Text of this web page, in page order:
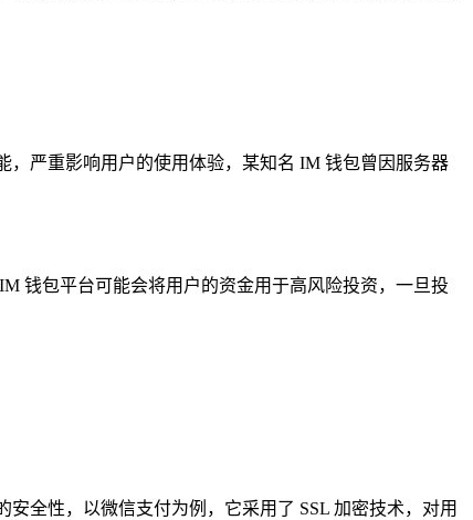
严重影响用户的使用体验，某知名 IM 钱包曾因服务器
钱包平台可能会将用户的资金用于高风险投资，一旦投
全性，以微信支付为例，它采用了 SSL 加密技术，对用